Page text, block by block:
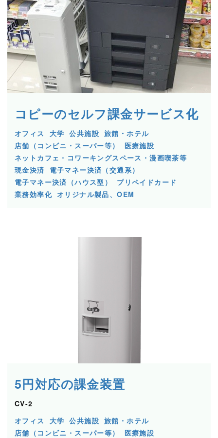
コピーのセルフ課金サービス化
オフィス 大学 公共施設 旅館・ホテル
店舗（コンビニ・スーパー等）
医療施設
ネットカフェ・コワーキングスペース・漫画喫茶等
現金決済
電子マネー決済（交通系）
電子マネー決済（ハウス型）
プリペイドカード
業務効率化 オリジナル製品、OEM
5円対応の課金装置
CV-2
オフィス
大学 公共施設 旅館・ホテル
店舗（コンビニ・スーパー等）
医療施設